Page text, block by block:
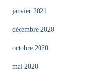
janvier 2021
décembre 2020
octobre 2020
mai 2020